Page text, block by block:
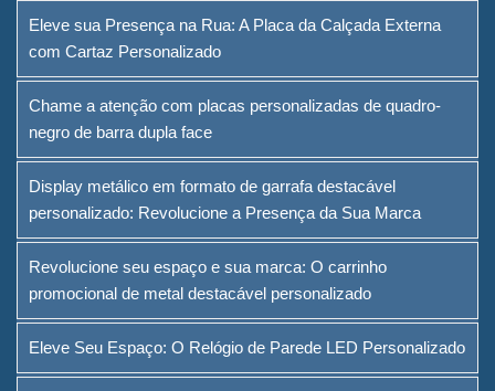
Suporte personalizado para
menu de bar para mesa
Balde de Gelo
Acessórios para barra
Abredor de Garrafas com
Tampo de Barra
Quem somos
Eleve sua Presença na Rua: A Placa da Calçada Externa
com Cartaz Personalizado
Chame a atenção com placas personalizadas de quadro-
negro de barra dupla face
Display metálico em formato de garrafa destacável
personalizado: Revolucione a Presença da Sua Marca
Revolucione seu espaço e sua marca: O carrinho
promocional de metal destacável personalizado
Eleve Seu Espaço: O Relógio de Parede LED Personalizado